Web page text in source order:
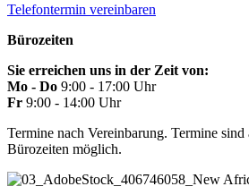
Telefontermin vereinbaren
Bürozeiten
Sie erreichen uns in der Zeit von:
Mo - Do 9:00 - 17:00 Uhr
Fr 9:00 - 14:00 Uhr
Termine nach Vereinbarung. Termine sind
Bürozeiten möglich.